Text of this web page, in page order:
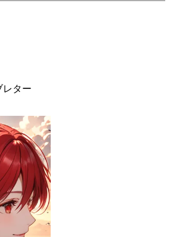
レター